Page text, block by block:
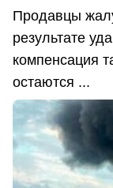
Продавцы
результате
компенсация
остаются ...